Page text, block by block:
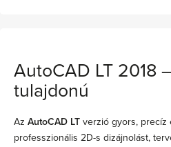
AutoCAD LT 2018
tulajdonú
Az AutoCAD LT verzió gyors, precíz
professzionális 2D-s dizájnolást,